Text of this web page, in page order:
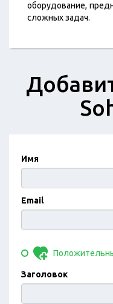
оборудование,
сложных задач.
Имя
Email
Заголовок